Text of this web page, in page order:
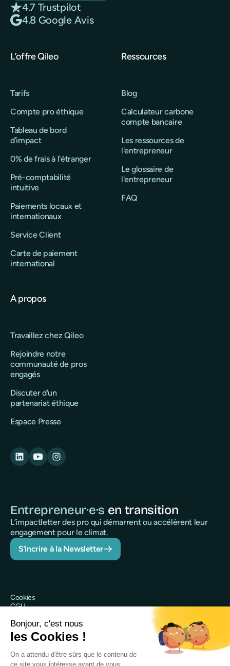
4.7 Trustpilot
4.8 Google Avis
L’offre Qileo
Tarifs
Compte pro éthique
Tableau de bord
d’impact
0% de frais à l'étranger
Pré-comptabilité
intuitive
Paiements locaux et
internationaux
Service Client
Carte de paiement
international
Ressources
Blog
Calculateur carbone
compte bancaire
Les ressources de
l'entrepreneur
Le glossaire de
l'entrepreneur
FAQ
A propos
Travaillez chez Qileo
Rejoindre notre
communauté de pros
engagés
Discuter d'un
partenariat éthique
Espace Presse
Entrepreneur·e·s en transition
L’impactletter des pro qui démarrent ou accélèrent leur
engagement pour le climat.
S’incrire à la Newsletter
Cookies
CGU
Sécurité
Mentions légales